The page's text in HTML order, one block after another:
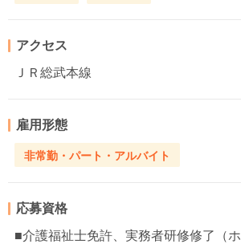
アクセス
ＪＲ総武本線
雇用形態
非常勤・パート・アルバイト
応募資格
■介護福祉士免許、実務者研修修了（